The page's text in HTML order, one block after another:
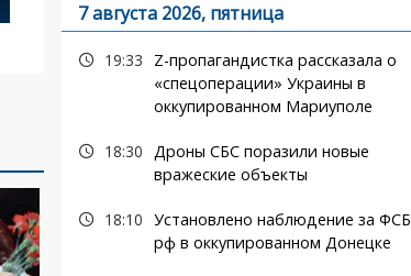
7 августа 2026, пятница
19:33
Z-пропагандистка рассказала о
«спецоперации» Украины в
оккупированном Мариуполе
18:30 Дроны СБС поразили новые
вражеские объекты
18:10 Установлено наблюдение за ФСБ
рф в оккупированном Донецке